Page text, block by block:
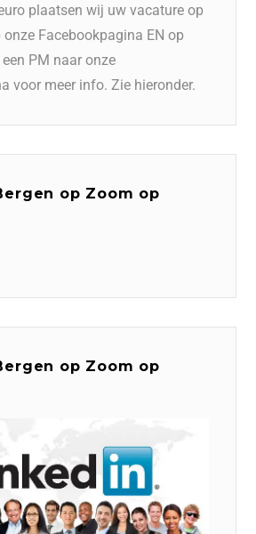
plaatsen wij uw vacature op
onze Facebookpagina EN op
PM naar onze
voor meer info. Zie hieronder.
op Zoom op
op Zoom op